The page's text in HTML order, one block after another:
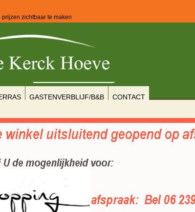
prijzen zichtbaar te maken
GASTENVERBLIJF/B&B CONTACT